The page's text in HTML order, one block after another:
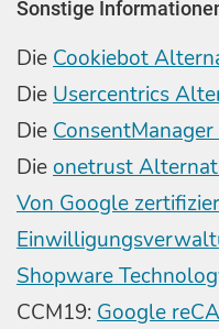
Sonstige
Die Cookiebot
Die Usercentrics
Die
Die onetrust
Von Google
Shopware
CCM19: Google